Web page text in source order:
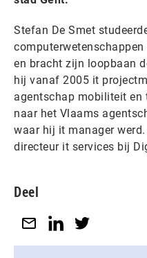
Stefan De Smet
en bracht zijn loopbaan
hij vanaf 2005 it
agentschap mobiliteit en
naar het Vlaams
waar hij it manager
directeur it services bij
Deel